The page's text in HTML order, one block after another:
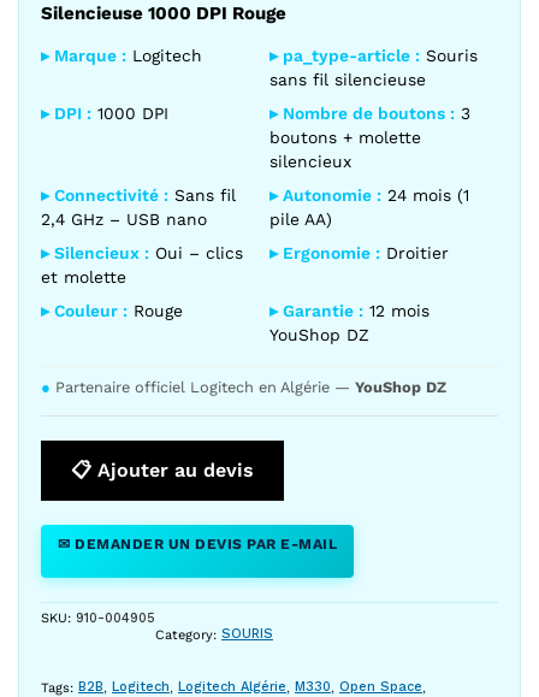
Silencieuse 1000 DPI Rouge
▸ Marque : Logitech ▸ pa_type-article : Souris
sans fil silencieuse
▸ DPI : 1000 DPI ▸ Nombre de boutons : 3
boutons + molette
silencieux
▸ Connectivité : Sans fil
2,4 GHz – USB nano
▸ Autonomie : 24 mois (1
pile AA)
▸ Silencieux : Oui – clics
et molette
▸ Ergonomie : Droitier
▸ Couleur : Rouge ▸ Garantie : 12 mois
YouShop DZ
● Partenaire officiel Logitech en Algérie — YouShop DZ
📋 Ajouter au devis
✉ DEMANDER UN DEVIS PAR E-MAIL
SKU: 910-004905
Category: SOURIS
Tags: B2B, Logitech, Logitech Algérie, M330, Open Space,